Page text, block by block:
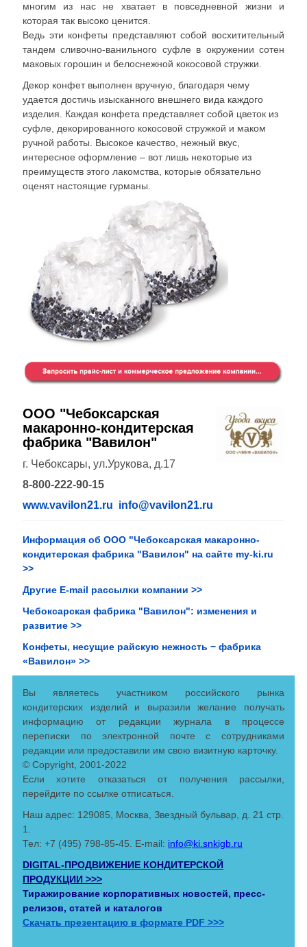
многим из нас не хватает в повседневной жизни и
которая так высоко ценится.
Ведь эти конфеты представляют собой восхитительный
тандем сливочно-ванильного суфле в окружении сотен
маковых горошин и белоснежной кокосовой стружки.
Декор конфет выполнен вручную, благодаря чему
удается достичь изысканного внешнего вида каждого
изделия. Каждая конфета представляет собой цветок из
суфле, декорированного кокосовой стружкой и маком
ручной работы. Высокое качество, нежный вкус,
интересное оформление – вот лишь некоторые из
преимуществ этого лакомства, которые обязательно
оценят настоящие гурманы.
ООО "Чебоксарская
макаронно-кондитерская
фабрика "Вавилон"
г. Чебоксары, ул.Урукова, д.17
8-800-222-90-15
www.vavilon21.ru info@vavilon21.ru
Информация об ООО "Чебоксарская макаронно-
кондитерская фабрика "Вавилон" на сайте my-ki.ru
>>
Другие E-mail рассылки компании >>
Чебоксарская фабрика "Вавилон": изменения и
развитие >>
Конфеты, несущие райскую нежность − фабрика
«Вавилон» >>
Вы являетесь участником российского рынка
кондитерских изделий и выразили желание получать
информацию от редакции журнала в процессе
переписки по электронной почте с сотрудниками
редакции или предоставили им свою визитную карточку.
© Copyright, 2001-2022
Если хотите отказаться от получения рассылки,
перейдите по ссылке отписаться.
Наш адрес: 129085, Москва, Звездный бульвар, д. 21 стр.
1.
Тел: +7 (495) 798-85-45. E-mail: info@ki.snkigb.ru
DIGITAL-ПРОДВИЖЕНИЕ КОНДИТЕРСКОЙ
ПРОДУКЦИИ >>>
Тиражирование корпоративных новостей, пресс-
релизов, статей и каталогов
Скачать презентацию в формате PDF >>>